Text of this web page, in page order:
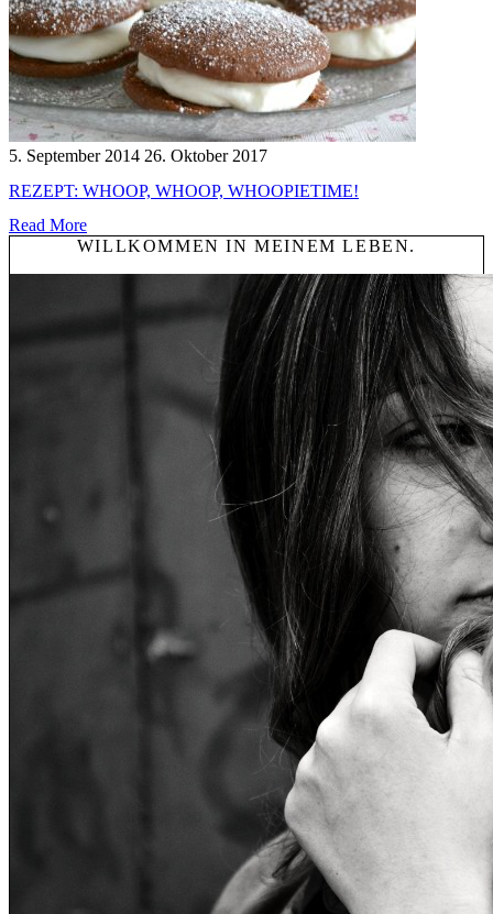
5. September 2014 26. Oktober 2017
REZEPT: WHOOP, WHOOP, WHOOPIETIME!
Read More
WILLKOMMEN IN MEINEM LEBEN.